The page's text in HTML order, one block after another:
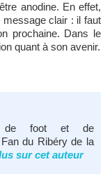
anodine. En effet,
clair : il faut
prochaine. Dans le
quant à son avenir.
de foot et de
du Ribéry de la
sur cet auteur